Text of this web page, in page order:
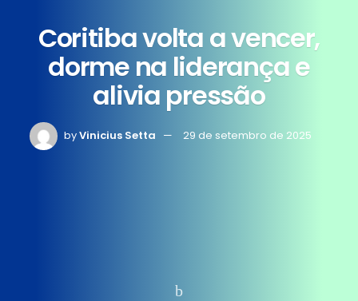
Coritiba volta a vencer,
dorme na liderança e
alivia pressão
byVinicius Setta 29 de setembro de 2025